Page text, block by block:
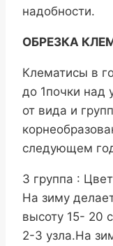
надобности.
ОБРЕЗКА
Клематисы в
до 1почки над
от вида и
следующем
3 группа :
На зиму
высоту 15- 20
2-3 узла.На